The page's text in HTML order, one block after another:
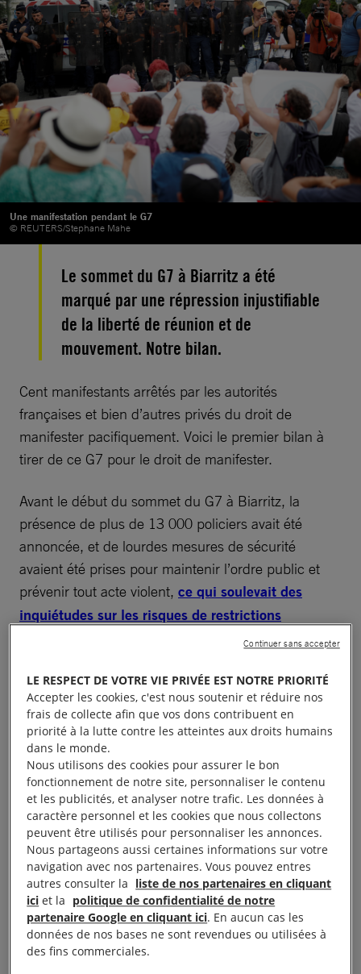
Une manifestation pendant le G7
© REUTERS/Stephane Mahe
Le sommet du G7 à Biarritz a été
marqué par une répression injustifiable
de la liberté de réunion et de
mouvement. Notre bilan.
Cent manifestants arrêtés par les autorités
françaises et bien d’autres privés du droit de
manifester pacifiquement. Voici le premier bilan à
tirer de ce G7 pour le droit de manifester.
Avant le début du sommet du G7 à Biarritz, la
présence de plus de 13 000 policiers avait été
annoncée, et de lourdes mesures de sécurité
avaient été prises pour maintenir l’ordre public et
prévenir tout acte violent, ce qui soulevait des
inquiétudes sur les risques de restrictions
Restriction de la liberté de
réunion
Il est scandaleux de voir que des centaines de
personnes ont été bloquées pendant des heures
sans aucune raison et avant même de commencer à
manifester.
Dans l’après-midi du 24 août, les autorités avaient
donné l’ordre d’établir un périmètre de sécurité
LE RESPECT DE VOTRE VIE PRIVÉE EST NOTRE PRIORITÉ
Accepter les cookies, c'est nous soutenir et réduire nos
frais de collecte afin que vos dons contribuent en
priorité à la lutte contre les atteintes aux droits humains
dans le monde.
Nous utilisons des cookies pour assurer le bon
fonctionnement de notre site, personnaliser le contenu
et les publicités, et analyser notre trafic. Les données à
caractère personnel et les cookies que nous collectons
peuvent être utilisés pour personnaliser les annonces.
Nous partageons aussi certaines informations sur votre
navigation avec nos partenaires. Vous pouvez entres
autres consulter la liste de nos partenaires en cliquant
ici et la politique de confidentialité de notre
partenaire Google en cliquant ici. En aucun cas les
données de nos bases ne sont revendues ou utilisées à
des fins commerciales.
Continuer sans accepter